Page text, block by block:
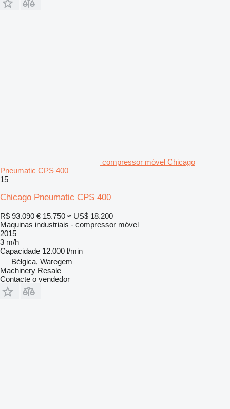
compressor móvel Chicago
Pneumatic CPS 400
15
Chicago Pneumatic CPS 400
R$ 93.090 € 15.750 ≈ US$ 18.200
Maquinas industriais - compressor móvel
2015
3 m/h
Capacidade 12.000 l/min
Bélgica, Waregem
Machinery Resale
Contacte o vendedor